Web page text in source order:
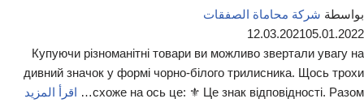
بواسطة شركة محاماة الصفقات
12.03.202105.01.2022
Купуючи різноманітні товари ви можливо звертали увагу на
дивний значок у формі чорно-білого трилисника. Щось трохи
схоже на ось це: ⚜ Це знак відповідності. Разом…
اقرأ المزيد